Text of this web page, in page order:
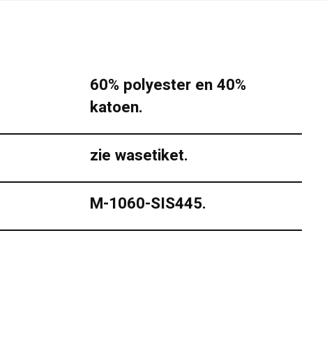
60% polyester en 40%
katoen.
zie wasetiket.
M-1060-SIS445.